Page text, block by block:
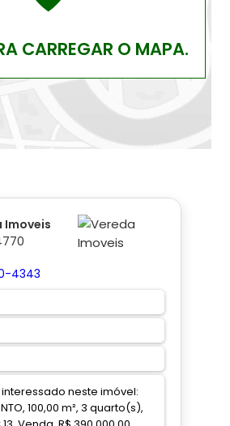
CARREGAR O MAPA.
Imoveis
4343